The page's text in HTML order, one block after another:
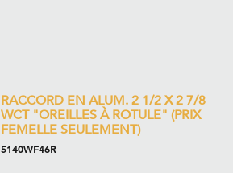
RACCORD EN ALUM. 2 1/2 X 2 7/8
WCT "OREILLES À ROTULE" (PRIX
FEMELLE SEULEMENT)
5140WF46R